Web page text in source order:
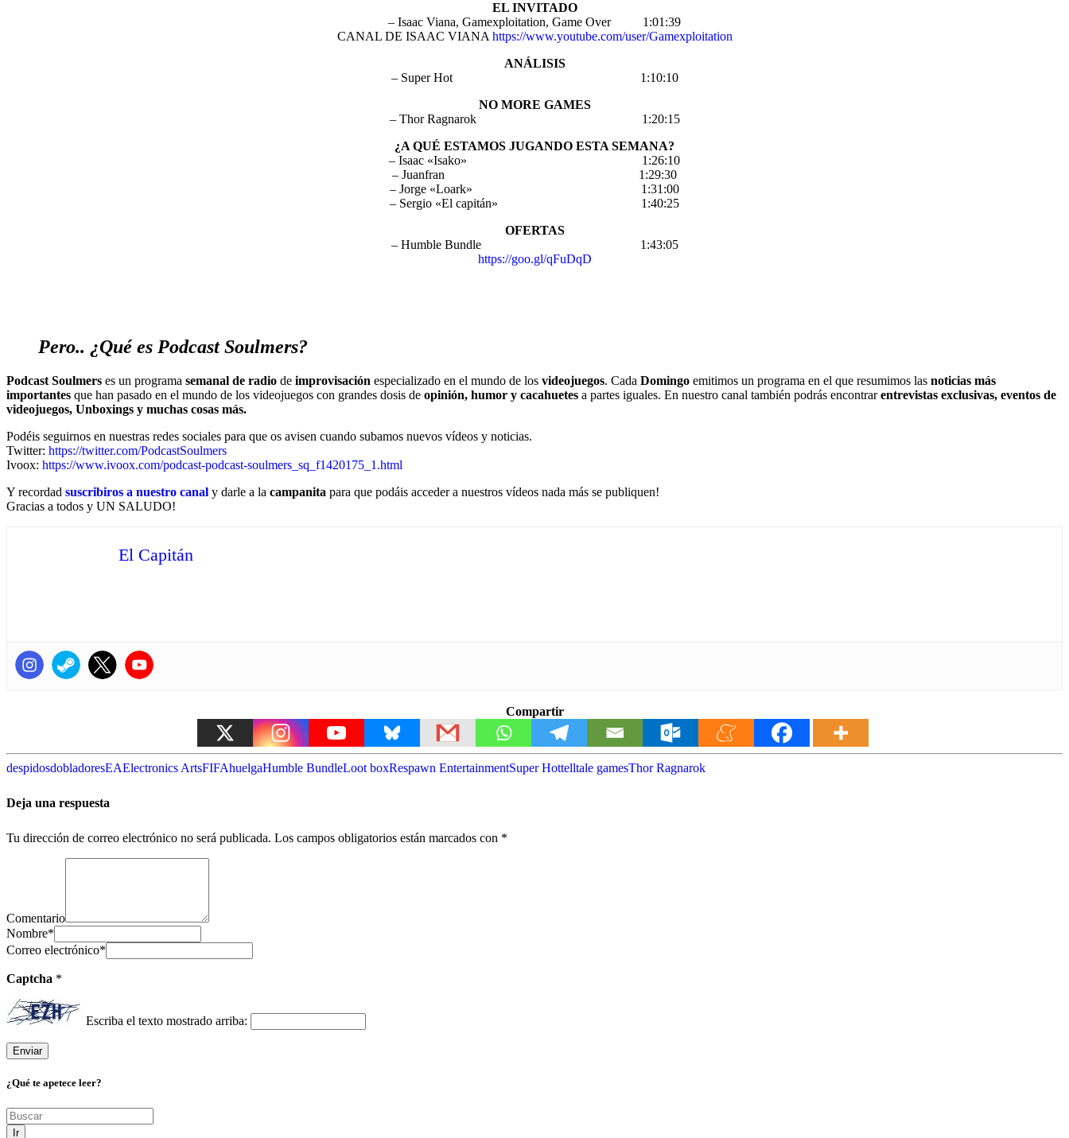
EL INVITADO
– Isaac Viana, Gamexploitation, Game Over 1:01:39
CANAL DE ISAAC VIANA https://www.youtube.com/user/Gamexploitation
ANÁLISIS
– Super Hot 1:10:10
NO MORE GAMES
– Thor Ragnarok 1:20:15
¿A QUÉ ESTAMOS JUGANDO ESTA SEMANA?
– Isaac «Isako» 1:26:10
– Juanfran 1:29:30
– Jorge «Loark» 1:31:00
– Sergio «El capitán» 1:40:25
OFERTAS
– Humble Bundle 1:43:05
https://goo.gl/qFuDqD
Pero.. ¿Qué es Podcast Soulmers?
Podcast Soulmers es un programa semanal de radio de improvisación especializado en el mundo de los videojuegos. Cada Domingo emitimos un programa en el que resumimos las noticias más
importantes que han pasado en el mundo de los videojuegos con grandes dosis de opinión, humor y cacahuetes a partes iguales. En nuestro canal también podrás encontrarentrevistas exclusivas, eventos de
videojuegos, Unboxings y muchas cosas más.
Podéis seguirnos en nuestras redes sociales para que os avisen cuando subamos nuevos vídeos y noticias.
Twitter: https://twitter.com/PodcastSoulmers
Ivoox: https://www.ivoox.com/podcast-podcast-soulmers_sq_f1420175_1.html
Y recordad suscribiros a nuestro canal y darle a la campanita para que podáis acceder a nuestros vídeos nada más se publiquen!
Gracias a todos y UN SALUDO!
El Capitán
Compartir
despidosdobladoresEAElectronics ArtsFIFAhuelgaHumble BundleLoot boxRespawn EntertainmentSuper Hottelltale gamesThor Ragnarok
Deja una respuesta
Tu dirección de correo electrónico no será publicada. Los campos obligatorios están marcados con *
Comentario
Nombre*
Correo electrónico*
Captcha *
Escriba el texto mostrado arriba:
¿Qué te apetece leer?
Ir